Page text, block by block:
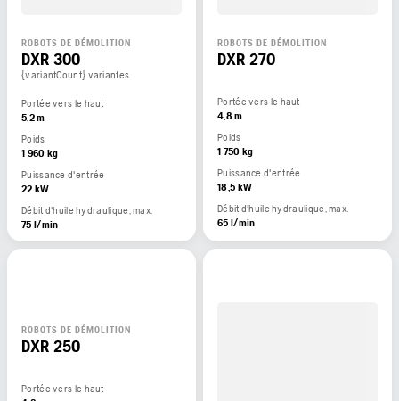
ROBOTS DE DÉMOLITION
DXR 300
{variantCount} variantes
Portée vers le haut
5,2 m
Poids
1 960 kg
Puissance d'entrée
22 kW
Débit d'huile hydraulique, max.
75 l/min
ROBOTS DE DÉMOLITION
DXR 270
Portée vers le haut
4,8 m
Poids
1 750 kg
Puissance d'entrée
18,5 kW
Débit d'huile hydraulique, max.
65 l/min
ROBOTS DE DÉMOLITION
DXR 250
Portée vers le haut